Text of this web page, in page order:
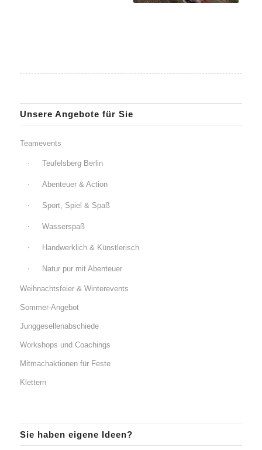
Unsere Angebote für Sie
Teamevents
Teufelsberg Berlin
Abenteuer & Action
Sport, Spiel & Spaß
Wasserspaß
Handwerklich & Künstlerisch
Natur pur mit Abenteuer
Weihnachtsfeier & Winterevents
Sommer-Angebot
Junggesellenabschiede
Workshops und Coachings
Mitmachaktionen für Feste
Klettern
Sie haben eigene Ideen?